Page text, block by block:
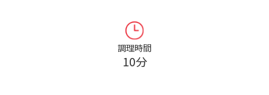
調理時間
10分